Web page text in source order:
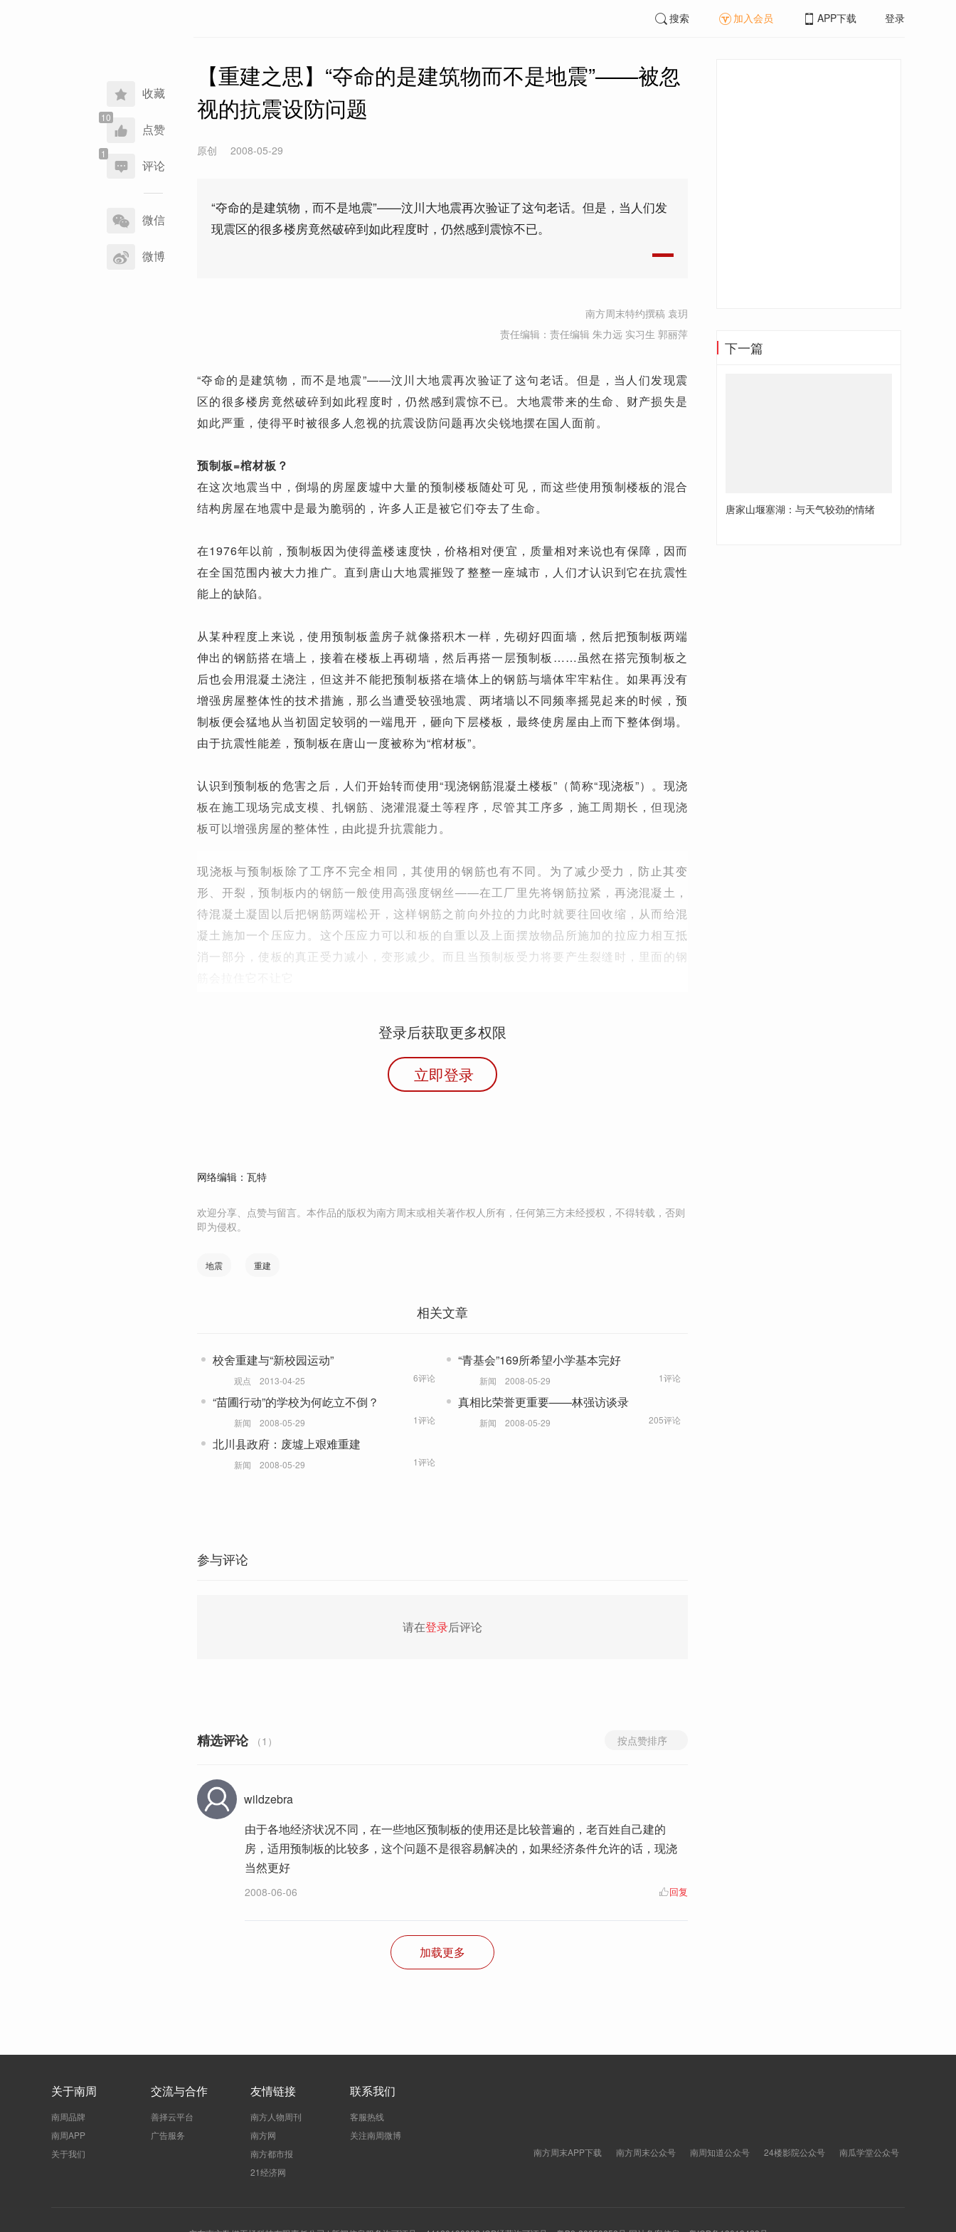
收藏
点赞
评论
享
到
微信
微博
搜索 加入会员 APP下载 登录
【重建之思】“夺命的是建筑物而不是地震”——被忽
视的抗震设防问题
原创 2008-05-29
“夺命的是建筑物，而不是地震”——汶川大地震再次验证了这句老话。但是，当人们发
现震区的很多楼房竟然破碎到如此程度时，仍然感到震惊不已。
南方周末特约撰稿 袁玥
责任编辑：责任编辑 朱力远 实习生 郭丽萍
“夺命的是建筑物，而不是地震”——汶川大地震再次验证了这句老话。但是，当人们发现震
区的很多楼房竟然破碎到如此程度时，仍然感到震惊不已。大地震带来的生命、财产损失是
如此严重，使得平时被很多人忽视的抗震设防问题再次尖锐地摆在国人面前。
预制板=棺材板？
在这次地震当中，倒塌的房屋废墟中大量的预制楼板随处可见，而这些使用预制楼板的混合
结构房屋在地震中是最为脆弱的，许多人正是被它们夺去了生命。
在1976年以前，预制板因为使得盖楼速度快，价格相对便宜，质量相对来说也有保障，因而
在全国范围内被大力推广。直到唐山大地震摧毁了整整一座城市，人们才认识到它在抗震性
能上的缺陷。
从某种程度上来说，使用预制板盖房子就像搭积木一样，先砌好四面墙，然后把预制板两端
伸出的钢筋搭在墙上，接着在楼板上再砌墙，然后再搭一层预制板……虽然在搭完预制板之
后也会用混凝土浇注，但这并不能把预制板搭在墙体上的钢筋与墙体牢牢粘住。如果再没有
增强房屋整体性的技术措施，那么当遭受较强地震、两堵墙以不同频率摇晃起来的时候，预
制板便会猛地从当初固定较弱的一端甩开，砸向下层楼板，最终使房屋由上而下整体倒塌。
由于抗震性能差，预制板在唐山一度被称为“棺材板”。
认识到预制板的危害之后，人们开始转而使用“现浇钢筋混凝土楼板”（简称“现浇板”）。现浇
板在施工现场完成支模、扎钢筋、浇灌混凝土等程序，尽管其工序多，施工周期长，但现浇
板可以增强房屋的整体性，由此提升抗震能力。
现浇板与预制板除了工序不完全相同，其使用的钢筋也有不同。为了减少受力，防止其变
形、开裂，预制板内的钢筋一般使用高强度钢丝——在工厂里先将钢筋拉紧，再浇混凝土，
待混凝土凝固以后把钢筋两端松开，这样钢筋之前向外拉的力此时就要往回收缩，从而给混
凝土施加一个压应力。这个压应力可以和板的自重以及上面摆放物品所施加的拉应力相互抵
消一部分，使板的真正受力减小，变形减少。而且当预制板受力将要产生裂缝时，里面的钢
登录后获取更多权限
立即登录
网络编辑：瓦特
欢迎分享、点赞与留言。本作品的版权为南方周末或相关著作权人所有，任何第三方未经授权，不得转载，否则
即为侵权。
地震 重建
相关文章
校舍重建与“新校园运动”
观点 2013-04-25 6评论
“青基会”169所希望小学基本完好
新闻 2008-05-29 1评论
“苗圃行动”的学校为何屹立不倒？
新闻 2008-05-29 1评论
真相比荣誉更重要——林强访谈录
新闻 2008-05-29 205评论
北川县政府：废墟上艰难重建
新闻 2008-05-29 1评论
参与评论
请在登录后评论
精选评论 （1） 按点赞排序
wildzebra
由于各地经济状况不同，在一些地区预制板的使用还是比较普遍的，老百姓自己建的
房，适用预制板的比较多，这个问题不是很容易解决的，如果经济条件允许的话，现浇
当然更好
2008-06-06 回复
加载更多
下一篇
唐家山堰塞湖：与天气较劲的情绪
关于南周
南周品牌
南周APP
关于我们
交流与合作
善择云平台
广告服务
友情链接
南方人物周刊
南方网
南方都市报
21经济网
联系我们
客服热线
关注南周微博
南方周末APP下载
南方周末公众号 南周知道公众号 24楼影院公众号 南瓜学堂公众号